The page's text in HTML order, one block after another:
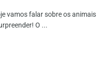
vamos falar sobre os animais
O ...